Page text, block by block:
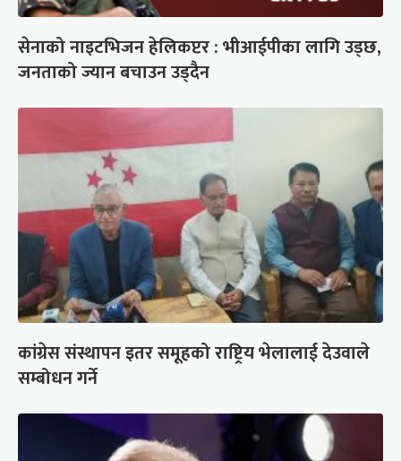
सेनाको नाइटभिजन हेलिकप्टर : भीआईपीका लागि उड्छ,
जनताको ज्यान बचाउन उड्दैन
कांग्रेस संस्थापन इतर समूहको राष्ट्रिय भेलालाई देउवाले
सम्बोधन गर्ने